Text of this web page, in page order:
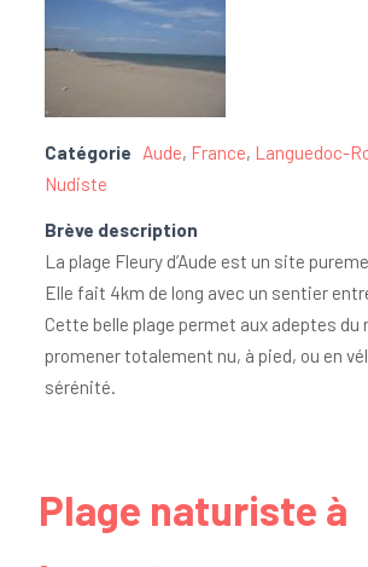
Catégorie Aude, France, Languedoc-
Nudiste
Brève description
La plage Fleury d’Aude est un site
Elle fait 4km de long avec un sentier
Cette belle plage permet aux adeptes du
promener totalement nu, à pied, ou en
sérénité.
Plage naturiste à